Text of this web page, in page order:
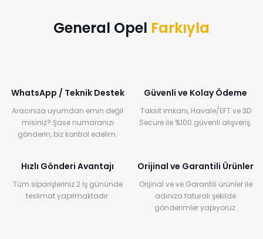
General Opel Farkıyla
WhatsApp / Teknik Destek
Aracınıza uyumdan emin değil
misiniz? Şase numaranızı
gönderin, biz kontrol edelim.
Güvenli ve Kolay Ödeme
Taksit imkanı, Havale/EFT ve 3D
Secure ile %100 güvenli alışveriş.
Hızlı Gönderi Avantajı
Tüm siparişleriniz 2 İş gününde
teslimat yapılmaktadır.
Orijinal ve Garantili Ürünler
Orijinal ve ve Garantili ürünler ile
adınıza faturalı şekilde
gönderimler yapıyoruz.